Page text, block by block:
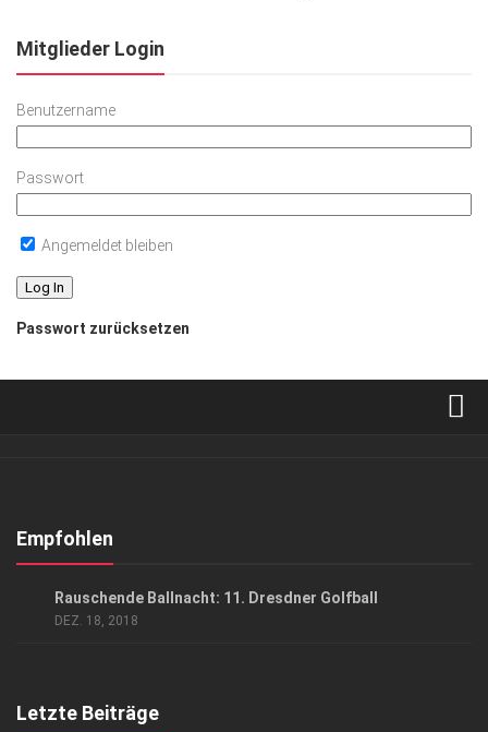
Mitglieder Login
Benutzername
Passwort
Angemeldet bleiben
Passwort zurücksetzen
Kontakt, Impressum
Empfohlen
Rauschende Ballnacht: 11. Dresdner Golfball
DEZ. 18, 2018
Letzte Beiträge